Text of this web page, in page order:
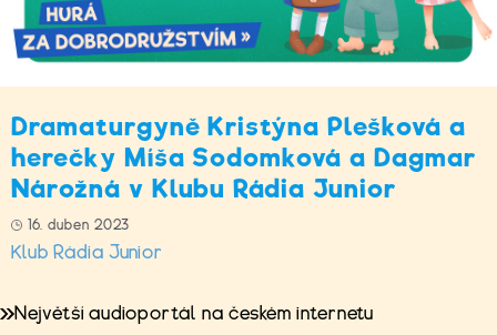
Dramaturgyně Kristýna Plešková a
herečky Míša Sodomková a Dagmar
Nárožná v Klubu Rádia Junior
16. duben 2023
Klub Rádia Junior
Největší audioportál na českém internetu